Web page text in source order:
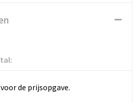
de prijsopgave.